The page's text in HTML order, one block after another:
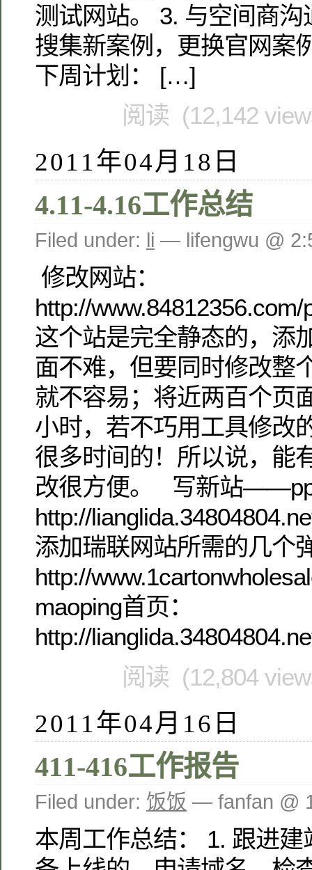
测试网站。 3. 与空间商
搜集新案例，更换官网案
下周计划： […]
阅读 (12,142
2011年04月18日
4.11-4.16工作总结
Filed under: li — lifengwu @
修改网站：
http://
这个站是完全静态的，添
面不难，但要同时修改整
就不容易；将近两百个页
小时，若不巧用工具修改
很多时间的！所以说，能
改很方便。 写新站
http://
添加瑞联网站所需的几个
http://
maoping首页：
http://
阅读 (12,804
2011年04月16日
411-416工作报告
Filed under: 饭饭 — fanfan @
本周工作总结： 1. 跟进